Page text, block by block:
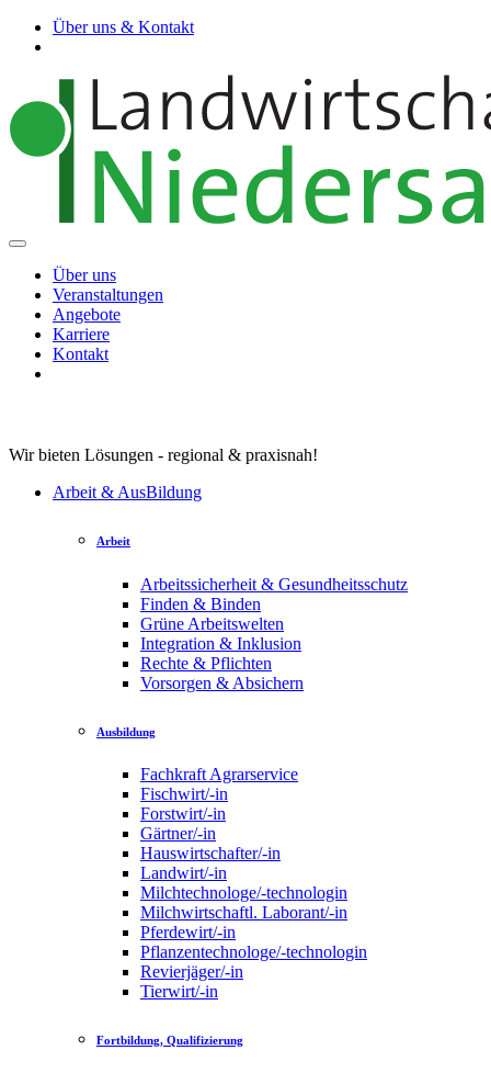
Über uns & Kontakt
Über uns
Veranstaltungen
Angebote
Karriere
Kontakt
Wir bieten Lösungen - regional & praxisnah!
Arbeit & AusBildung
Arbeit
Arbeitssicherheit & Gesundheitsschutz
Finden & Binden
Grüne Arbeitswelten
Integration & Inklusion
Rechte & Pflichten
Vorsorgen & Absichern
Ausbildung
Fachkraft Agrarservice
Fischwirt/-in
Forstwirt/-in
Gärtner/-in
Hauswirtschafter/-in
Landwirt/-in
Milchtechnologe/-technologin
Milchwirtschaftl. Laborant/-in
Pferdewirt/-in
Pflanzentechnologe/-technologin
Revierjäger/-in
Tierwirt/-in
Fortbildung, Qualifizierung